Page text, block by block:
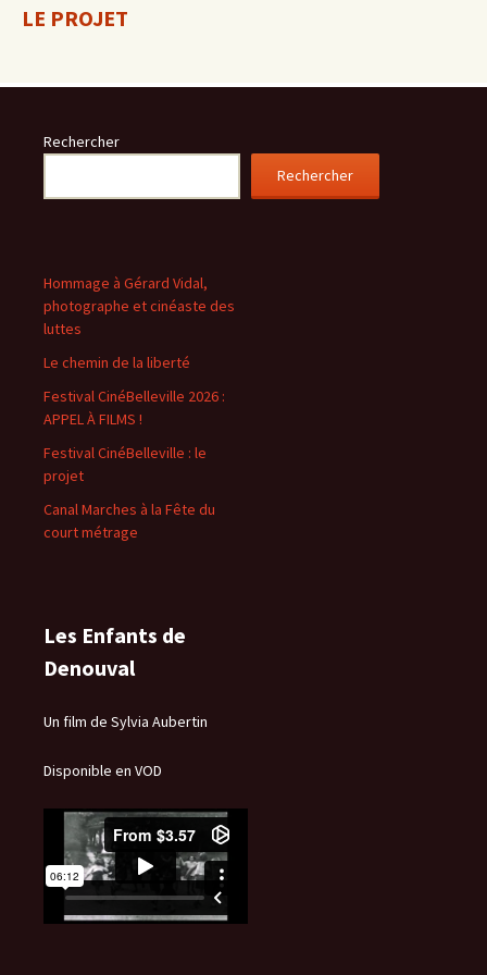
LE PROJET
Rechercher
Rechercher
Hommage à Gérard Vidal,
photographe et cinéaste des
luttes
Le chemin de la liberté
Festival CinéBelleville 2026 :
APPEL À FILMS !
Festival CinéBelleville : le
projet
Canal Marches à la Fête du
court métrage
Les Enfants de
Denouval
Un film de Sylvia Aubertin
Disponible en VOD